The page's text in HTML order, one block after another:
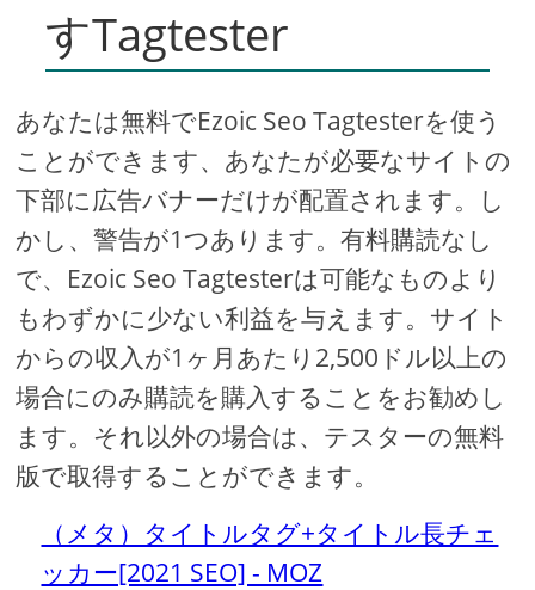
すTagtester
あなたは無料でEzoic Seo Tagtesterを使う
ことができます、あなたが必要なサイトの
下部に広告バナーだけが配置されます。し
かし、警告が1つあります。有料購読なし
で、Ezoic Seo Tagtesterは可能なものより
もわずかに少ない利益を与えます。サイト
からの収入が1ヶ月あたり2,500ドル以上の
場合にのみ購読を購入することをお勧めし
ます。それ以外の場合は、テスターの無料
版で取得することができます。
（メタ）タイトルタグ+タイトル長チェ
ッカー[2021 SEO] - MOZ